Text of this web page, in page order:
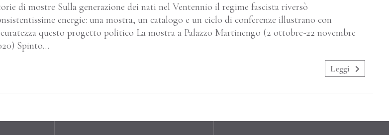
di mostre Sulla generazione dei nati nel Ventennio il regime fascista riversò
energie: una mostra, un catalogo e un ciclo di conferenze illustrano con
questo progetto politico La mostra a Palazzo Martinengo (2 ottobre-22 novembre
Spinto…
Leggi